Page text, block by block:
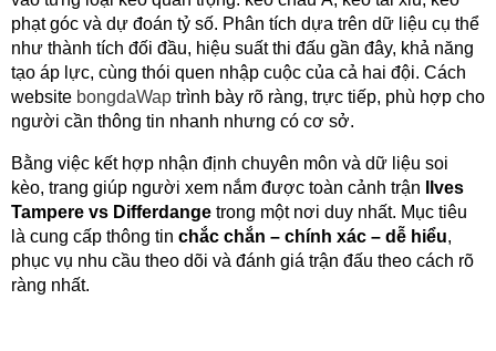
phạt góc và dự đoán tỷ số. Phân tích dựa trên dữ liệu cụ thể
như thành tích đối đầu, hiệu suất thi đấu gần đây, khả năng
tạo áp lực, cùng thói quen nhập cuộc của cả hai đội. Cách
website bongdaWap trình bày rõ ràng, trực tiếp, phù hợp cho
người cần thông tin nhanh nhưng có cơ sở.
Bằng việc kết hợp nhận định chuyên môn và dữ liệu soi
kèo, trang giúp người xem nắm được toàn cảnh trận
Ilves
Tampere vs Differdange trong một nơi duy nhất. Mục tiêu
là cung cấp thông tin chắc chắn – chính xác – dễ hiểu,
phục vụ nhu cầu theo dõi và đánh giá trận đấu theo cách rõ
ràng nhất.